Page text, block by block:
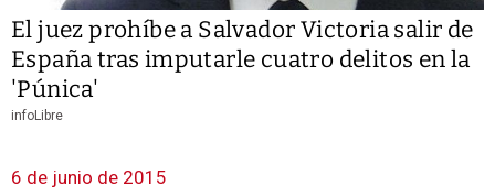
El juez prohíbe a Salvador Victoria salir de
España tras imputarle cuatro delitos en la
'Púnica'
infoLibre
6 de junio de 2015